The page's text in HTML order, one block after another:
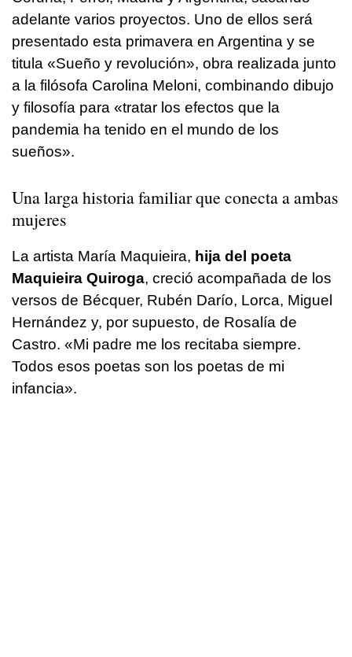
adelante varios proyectos. Uno de ellos será
presentado esta primavera en Argentina y se
titula «Sueño y revolución», obra realizada junto
a la filósofa Carolina Meloni, combinando dibujo
y filosofía para «tratar los efectos que la
pandemia ha tenido en el mundo de los
sueños».
Una larga historia familiar que conecta a ambas
mujeres
La artista María Maquieira, hija del poeta
Maquieira Quiroga, creció acompañada de los
versos de Bécquer, Rubén Darío, Lorca, Miguel
Hernández y, por supuesto, de Rosalía de
Castro. «Mi padre me los recitaba siempre.
Todos esos poetas son los poetas de mi
infancia».